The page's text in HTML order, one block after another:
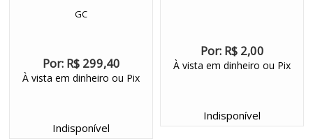
GC
Por: R$ 299,40
À vista em dinheiro ou Pix
Indisponível
Por: R$ 2,00
À vista em dinheiro ou Pix
Indisponível